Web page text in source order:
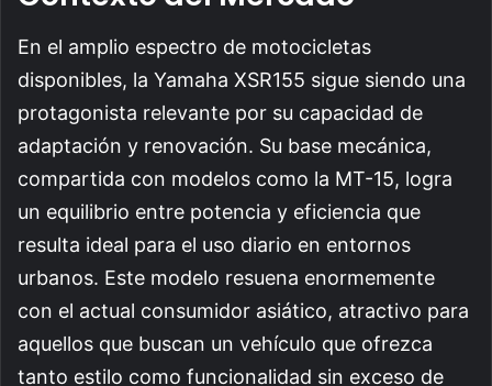
En el amplio espectro de motocicletas
disponibles, la Yamaha XSR155 sigue siendo una
protagonista relevante por su capacidad de
adaptación y renovación. Su base mecánica,
compartida con modelos como la MT-15, logra
un equilibrio entre potencia y eficiencia que
resulta ideal para el uso diario en entornos
urbanos. Este modelo resuena enormemente
con el actual consumidor asiático, atractivo para
aquellos que buscan un vehículo que ofrezca
tanto estilo como funcionalidad sin exceso de